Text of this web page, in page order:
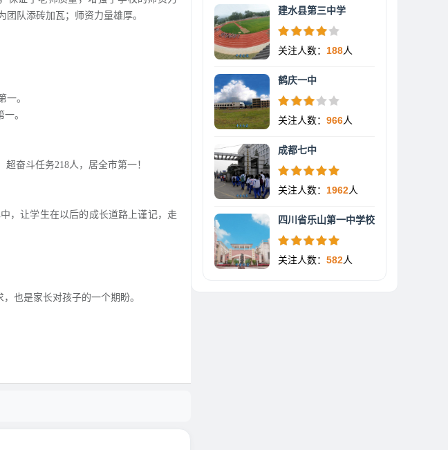
队添砖加瓦；师资力量雄厚。
。
。
奋斗任务218人，居全市第一！
让学生在以后的成长道路上谨记，走
也是家长对孩子的一个期盼。
建水县第三中学
关注人数： 188人
鹤庆一中
关注人数： 966人
成都七中
关注人数： 1962人
四川省乐山第一中学校
关注人数： 582人